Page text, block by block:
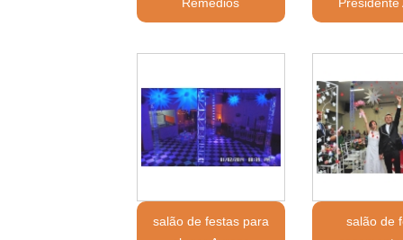
salão de festas para
salão de